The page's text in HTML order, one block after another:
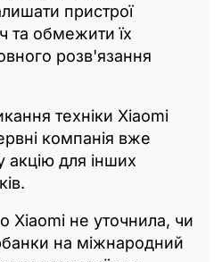
пристрої
та обмежити їх
розв'язання
техніки Xiaomi
компанія вже
для інших
Xiaomi не уточнила, чи
на міжнародний